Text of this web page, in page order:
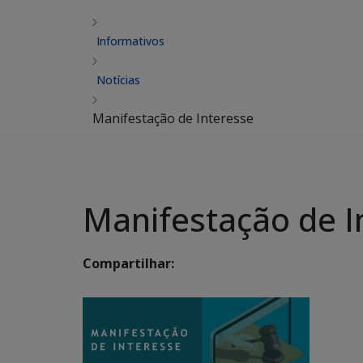
Informativos
Notícias
Manifestação de Interesse
Manifestação de
Compartilhar: